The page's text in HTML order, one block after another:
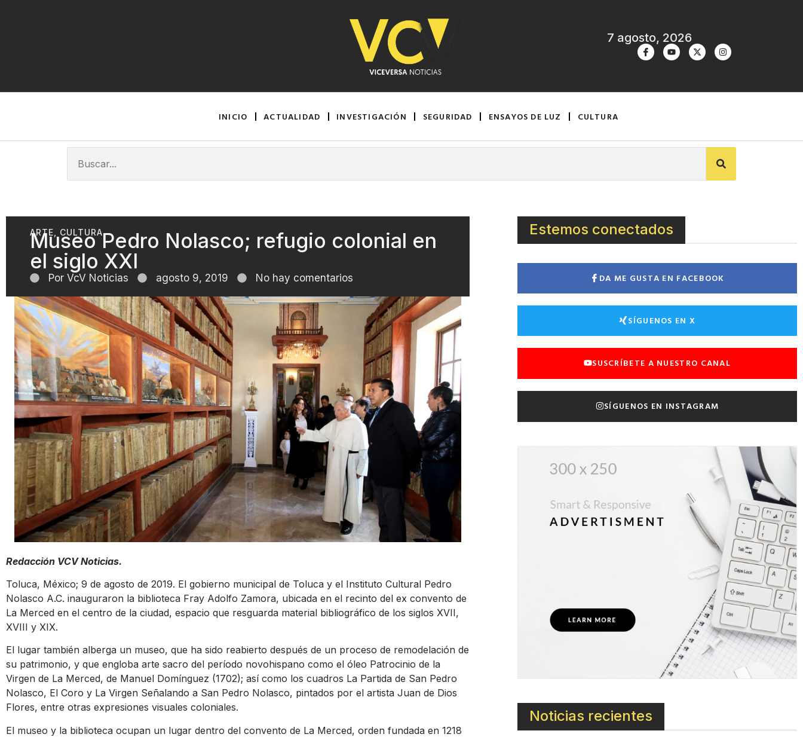
7 agosto, 2026
INICIO ACTUALIDAD INVESTIGACIÓN SEGURIDAD ENSAYOS DE LUZ CULTURA
ARTE CULTURA
Museo Pedro Nolasco; refugio colonial en
el siglo XXI
Por VcV Noticias agosto 9, 2019 No hay comentarios
Redacción VCV Noticias.
Toluca, México; 9 de agosto de 2019. El gobierno municipal de Toluca y el Instituto Cultural Pedro
Nolasco A.C. inauguraron la biblioteca Fray Adolfo Zamora, ubicada en el recinto del ex convento de
La Merced en el centro de la ciudad, espacio que resguarda material bibliográfico de los siglos XVII,
XVIII y XIX.
El lugar también alberga un museo, que ha sido reabierto después de un proceso de remodelación de
su patrimonio, y que engloba arte sacro del período novohispano como el óleo Patrocinio de la
Virgen de La Merced, de Manuel Domínguez (1702); así como los cuadros La Partida de San Pedro
Nolasco, El Coro y La Virgen Señalando a San Pedro Nolasco, pintados por el artista Juan de Dios
Flores, entre otras expresiones visuales coloniales.
El museo y la biblioteca ocupan un lugar dentro del convento de La Merced, orden fundada en 1218
Estemos conectados
DA ME GUSTA EN FACEBOOK
SÍGUENOS EN X
SUSCRÍBETE A NUESTRO CANAL
SÍGUENOS EN INSTAGRAM
Noticias recientes